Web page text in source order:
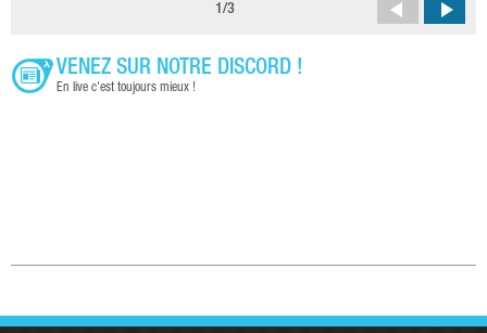
1/3
VENEZ SUR NOTRE DISCORD !
En live c'est toujours mieux !